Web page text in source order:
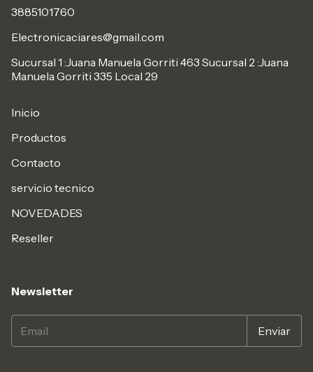
3885101760
Electronicaciares@gmail.com
Sucursal 1 :Juana Manuela Gorriti 463 Sucursal 2 :Juana
Manuela Gorriti 335 Local 29
Inicio
Productos
Contacto
servicio tecnico
NOVEDADES
Reseller
Newsletter